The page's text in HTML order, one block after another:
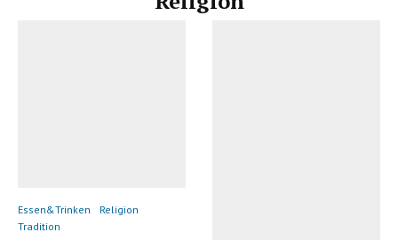
Essen&Trinken
Religion
Tradition